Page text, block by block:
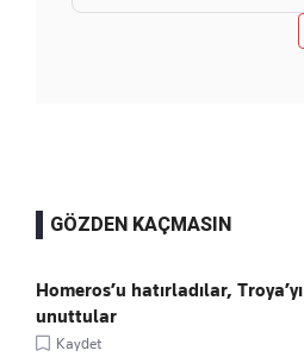
GÖZDEN KAÇMASIN
Homeros’u hatırladılar, Troya’yı
unuttular
Kaydet